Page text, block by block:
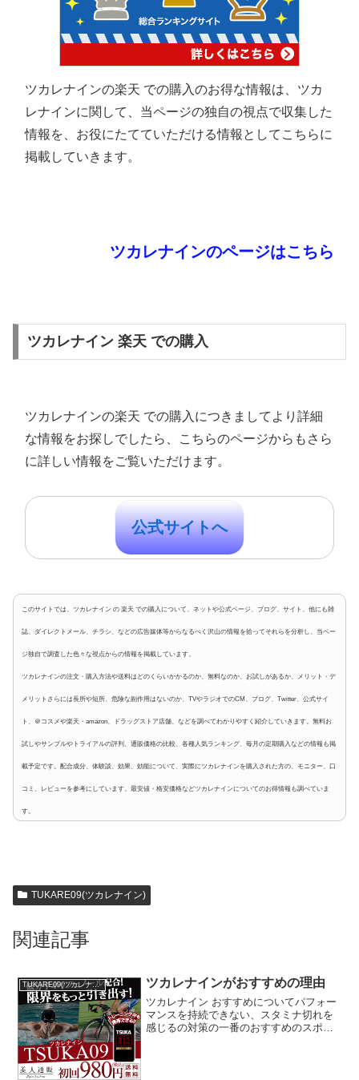
ツカレナインの楽天 での購入のお得な情報は、ツカ
レナインに関して、当ページの独自の視点で収集した
情報を、お役にたてていただける情報としてこちらに
掲載していきます。
ツカレナインのページはこちら
ツカレナイン 楽天 での購入
ツカレナインの楽天 での購入につきましてより詳細
な情報をお探しでしたら、こちらのページからもさら
に詳しい情報をご覧いただけます。
公式サイトへ
このサイトでは、ツカレナイン の 楽天 での購入について、ネットや公式ページ、ブログ、サイト、他にも雑
誌、ダイレクトメール、チラシ、などの広告媒体等からなるべく沢山の情報を拾ってそれらを分析し、当ペー
ジ独自で調査した色々な視点からの情報を掲載しています。
ツカレナインの注文・購入方法や送料はどのくらいかかるのか、無料なのか、お試しがあるか、メリット・デ
メリットさらには長所や短所、危険な副作用はないのか、TVやラジオでのCM、ブログ、Twitter、公式サイ
ト、＠コスメや楽天・amazon、ドラッグストア店舗、などを調べてわかりやすく紹介していきます。無料お
試しやサンプルやトライアルの評判、通販価格の比較、各種人気ランキング、毎月の定期購入などの情報も掲
載予定です。配合成分、体験談、効果、効能について、実際にツカレナインを購入された方の、モニター、口
コミ、レビューを参考にしています。最安値・格安価格などツカレナインについてのお得情報も調べていま
す。
TUKARE09(ツカレナイン)
関連記事
TUKARE09(ツカレナイン) ツカレナインがおすすめの理由
ツカレナイン おすすめについてパフォー
マンスを持続できない、スタミナ切れを
感じるの対策の一番のおすすめのスポー